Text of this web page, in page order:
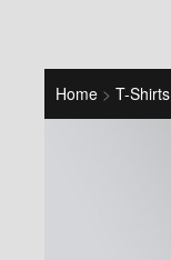
Home > T-Shirts